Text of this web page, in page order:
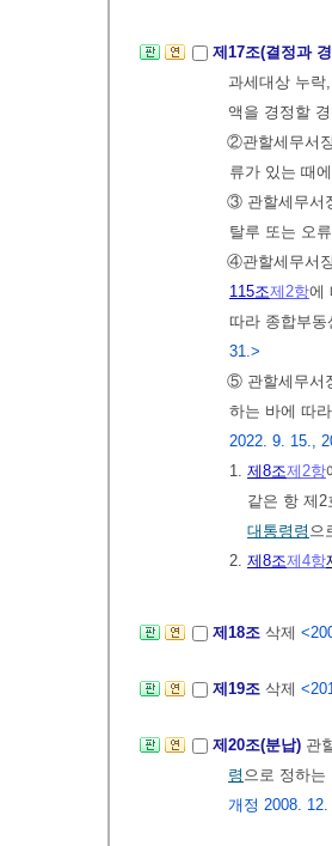
제17조(결정과
과세대상 누락
액을 경정할
②관할세무서
류가 있는 때
③ 관할세무서
탈루 또는 오
④관할세무서
115조제2항에
따라 종합부
31.>
⑤ 관할세무서
하는 바에 따
2022. 9. 15.,
1. 제8조제2항
같은 항 제
대통령령 으
2. 제8조제4항
제18조 삭제
제19조 삭제
제20조(분납) 관
령 으로 정하
개정 2008.